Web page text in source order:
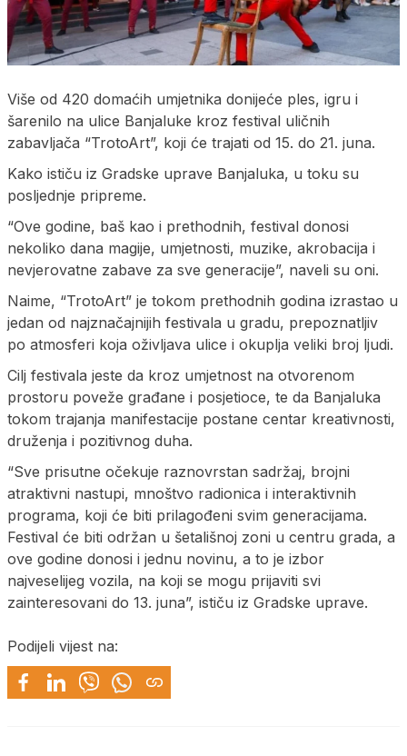
Više od 420 domaćih umjetnika donijeće ples, igru i
šarenilo na ulice Banjaluke kroz festival uličnih
zabavljača “TrotoArt”, koji će trajati od 15. do 21. juna.
Kako ističu iz Gradske uprave Banjaluka, u toku su
posljednje pripreme.
“Ove godine, baš kao i prethodnih, festival donosi
nekoliko dana magije, umjetnosti, muzike, akrobacija i
nevjerovatne zabave za sve generacije”, naveli su oni.
Naime, “TrotoArt” je tokom prethodnih godina izrastao u
jedan od najznačajnijih festivala u gradu, prepoznatljiv
po atmosferi koja oživljava ulice i okuplja veliki broj ljudi.
Cilj festivala jeste da kroz umjetnost na otvorenom
prostoru poveže građane i posjetioce, te da Banjaluka
tokom trajanja manifestacije postane centar kreativnosti,
druženja i pozitivnog duha.
“Sve prisutne očekuje raznovrstan sadržaj, brojni
atraktivni nastupi, mnoštvo radionica i interaktivnih
programa, koji će biti prilagođeni svim generacijama.
Festival će biti održan u šetališnoj zoni u centru grada, a
ove godine donosi i jednu novinu, a to je izbor
najveselijeg vozila, na koji se mogu prijaviti svi
zainteresovani do 13. juna”, ističu iz Gradske uprave.
Podijeli vijest na: